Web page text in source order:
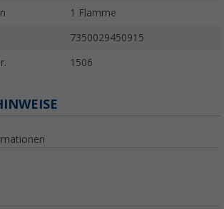
1 Flamme
7350029450915
1506